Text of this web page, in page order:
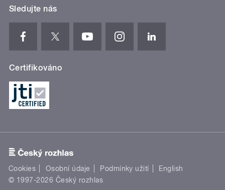
Sledujte nás
Certifikováno
Cookies Osobní údaje Podmínky užití
English
© 1997-2026 Český rozhlas